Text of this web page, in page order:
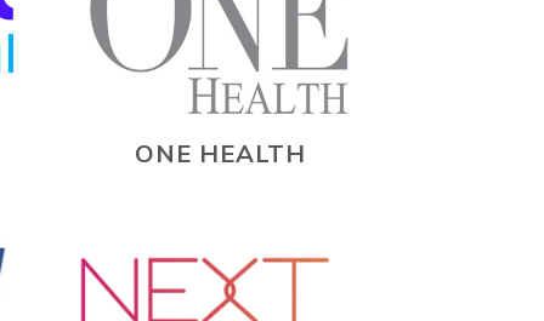
ONE HEALTH